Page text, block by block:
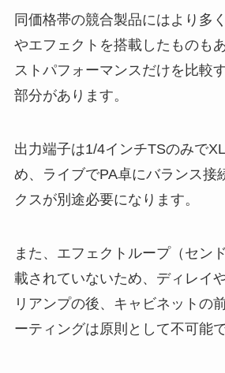
同価格帯の競合製品にはより多
やエフェクトを搭載したものも
ストパフォーマンスだけを比較
部分があります。
出力端子は1/4インチTSのみで
め、ライブでPA卓にバランス接
クスが別途必要になります。
また、エフェクトループ（セン
載されていないため、ディレイ
リアンプの後、キャビネットの
ーティングは原則として不可能で